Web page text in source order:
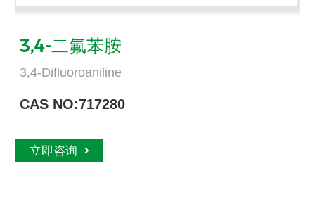
3,4-二氟苯胺
3,4-Difluoroaniline
CAS NO:717280
立即咨询